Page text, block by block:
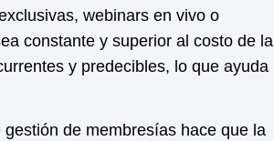
webinars en vivo o
constante y superior al costo de la
y predecibles, lo que ayuda
de membresías hace que la